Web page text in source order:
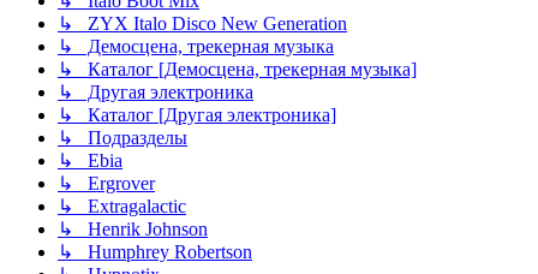
↳ ZYX Italo Disco New Generation
↳ Демосцена, трекерная музыка
↳ Каталог [Демосцена, трекерная музыка]
↳ Другая электроника
↳ Каталог [Другая электроника]
↳ Подразделы
↳ Ebia
↳ Ergrover
↳ Extragalactic
↳ Henrik Johnson
↳ Humphrey Robertson